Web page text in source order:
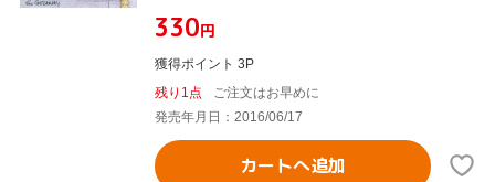
¥330円
獲得ポイント 3P
残り1点
ご注文はお早めに
発売年月日：2016/06/17
カートへ追加